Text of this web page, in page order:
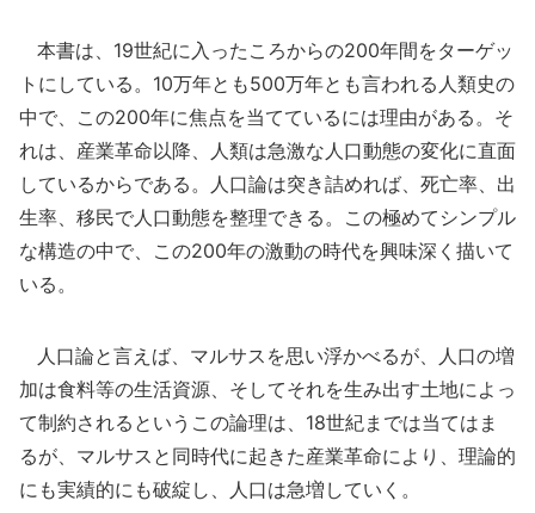
本書は、19世紀に入ったころからの200年間をターゲッ
トにしている。10万年とも500万年とも言われる人類史の
中で、この200年に焦点を当てているには理由がある。そ
れは、産業革命以降、人類は急激な人口動態の変化に直面
しているからである。人口論は突き詰めれば、死亡率、出
生率、移民で人口動態を整理できる。この極めてシンプル
な構造の中で、この200年の激動の時代を興味深く描いて
いる。
人口論と言えば、マルサスを思い浮かべるが、人口の増
加は食料等の生活資源、そしてそれを生み出す土地によっ
て制約されるというこの論理は、18世紀までは当てはま
るが、マルサスと同時代に起きた産業革命により、理論的
にも実績的にも破綻し、人口は急増していく。